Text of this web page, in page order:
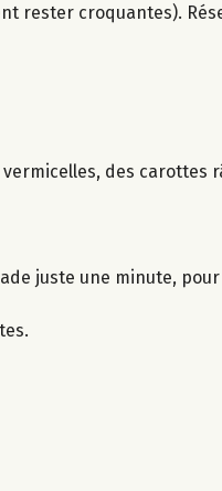
rester croquantes).
des carottes
juste une minute,